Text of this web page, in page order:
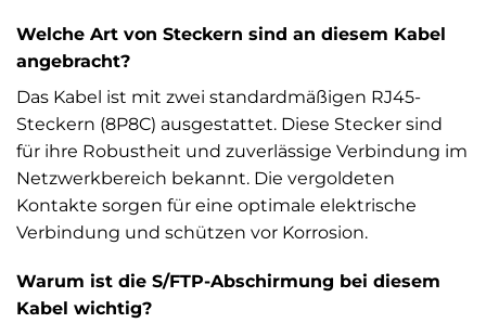
Welche Art von Steckern sind an diesem Kabel
angebracht?
Das Kabel ist mit zwei standardmäßigen RJ45-
Steckern (8P8C) ausgestattet. Diese Stecker sind
für ihre Robustheit und zuverlässige Verbindung im
Netzwerkbereich bekannt. Die vergoldeten
Kontakte sorgen für eine optimale elektrische
Verbindung und schützen vor Korrosion.
Warum ist die S/FTP-Abschirmung bei diesem
Kabel wichtig?